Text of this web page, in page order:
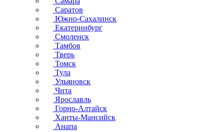
Саратов
Южно-Сахалинск
Екатеринбург
Смоленск
Тамбов
Тверь
Томск
Тула
Ульяновск
Чита
Ярославль
Горно-Алтайск
Ханты-Мансийск
Анапа